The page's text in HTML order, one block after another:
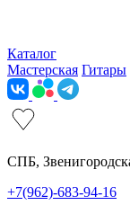
Каталог
Мастерская Гитары
СПБ,
+7(962)-683-94-16